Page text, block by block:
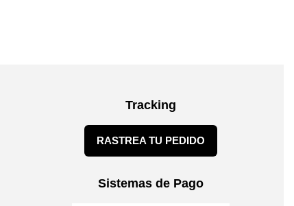
Tracking
RASTREA TU PEDIDO
Sistemas de Pago